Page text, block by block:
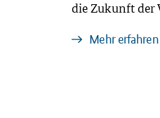
die Zukunft der
Mehr erfahren